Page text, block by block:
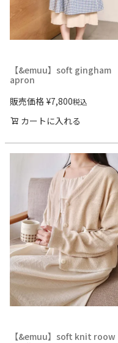
【&emuu】soft gingham
apron
販売価格 ¥7,800税込
カートに入れる
【&emuu】soft knit roow